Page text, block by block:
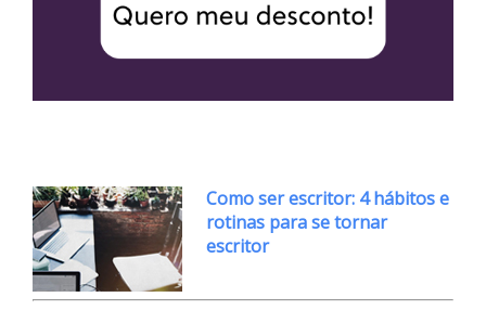
Como ser escritor: 4 hábitos e
rotinas para se tornar
escritor